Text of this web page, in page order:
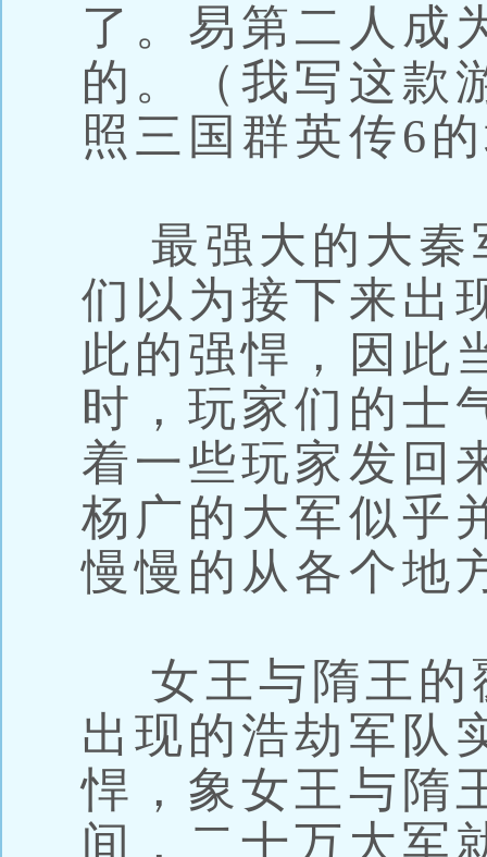
了。易第二人成
的。（我写这款
照三国群英传6
最强大的大秦
们以为接下来出
此的强悍，因此
时，玩家们的士
着一些玩家发回
杨广的大军似乎
慢慢的从各个地
女王与隋王的
出现的浩劫军队
悍，象女王与隋
间，二十万大军